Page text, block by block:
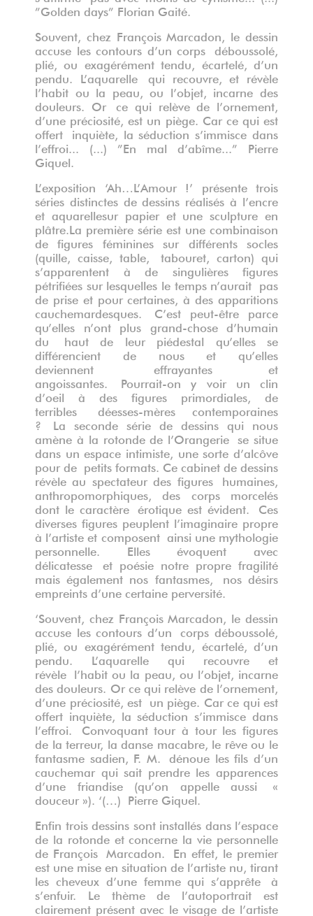
”Golden days” Florian Gaité.
Souvent, chez François Marcadon, le dessin
accuse les contours d’un corps déboussolé,
plié, ou exagérément tendu, écartelé, d’un
pendu. L’aquarelle qui recouvre, et révèle
l’habit ou la peau, ou l’objet, incarne des
douleurs. Or ce qui relève de l’ornement,
d’une préciosité, est un piège. Car ce qui est
offert inquiète, la séduction s’immisce dans
l’effroi... (...) ”En mal d’abîme...” Pierre
Giquel.
L’exposition ‘Ah…L’Amour !’ présente trois
séries distinctes de dessins réalisés à l’encre
et aquarellesur papier et une sculpture en
plâtre.La première série est une combinaison
de figures féminines sur différents socles
(quille, caisse, table, tabouret, carton) qui
s’apparentent à de singulières figures
pétrifiées sur lesquelles le temps n’aurait pas
de prise et pour certaines, à des apparitions
cauchemardesques. C’est peut-être parce
qu’elles n’ont plus grand-chose d’humain
du haut de leur piédestal qu’elles se
différencient de nous et qu’elles
deviennent effrayantes et
angoissantes. Pourrait-on y voir un clin
d’oeil à des figures primordiales, de
terribles déesses-mères contemporaines
? La seconde série de dessins qui nous
amène à la rotonde de l’Orangerie se situe
dans un espace intimiste, une sorte d’alcôve
pour de petits formats. Ce cabinet de dessins
révèle au spectateur des figures humaines,
anthropomorphiques, des corps morcelés
dont le caractère érotique est évident. Ces
diverses figures peuplent l’imaginaire propre
à l’artiste et composent ainsi une mythologie
personnelle. Elles évoquent avec
délicatesse et poésie notre propre fragilité
mais également nos fantasmes, nos désirs
empreints d’une certaine perversité.
‘Souvent, chez François Marcadon, le dessin
accuse les contours d’un corps déboussolé,
plié, ou exagérément tendu, écartelé, d’un
pendu. L’aquarelle qui recouvre et
révèle l’habit ou la peau, ou l’objet, incarne
des douleurs. Or ce qui relève de l’ornement,
d’une préciosité, est un piège. Car ce qui est
offert inquiète, la séduction s’immisce dans
l’effroi. Convoquant tour à tour les figures
de la terreur, la danse macabre, le rêve ou le
fantasme sadien, F. M. dénoue les fils d’un
cauchemar qui sait prendre les apparences
d’une friandise (qu’on appelle aussi «
douceur »). ‘(…) Pierre Giquel.
Enfin trois dessins sont installés dans l’espace
de la rotonde et concerne la vie personnelle
de François Marcadon. En effet, le premier
est une mise en situation de l’artiste nu, tirant
les cheveux d’une femme qui s’apprête à
s’enfuir. Le thème de l’autoportrait est
clairement présent avec le visage de l’artiste